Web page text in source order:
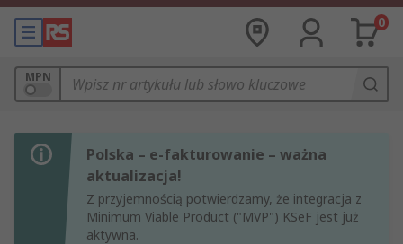
0
MPN
Polska – e-fakturowanie – ważna
aktualizacja!
Z przyjemnością potwierdzamy, że integracja z
Minimum Viable Product ("MVP") KSeF jest już
aktywna.